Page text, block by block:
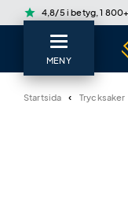
star 4,8/5 i betyg, 1
MENY
Startsida Trycksaker